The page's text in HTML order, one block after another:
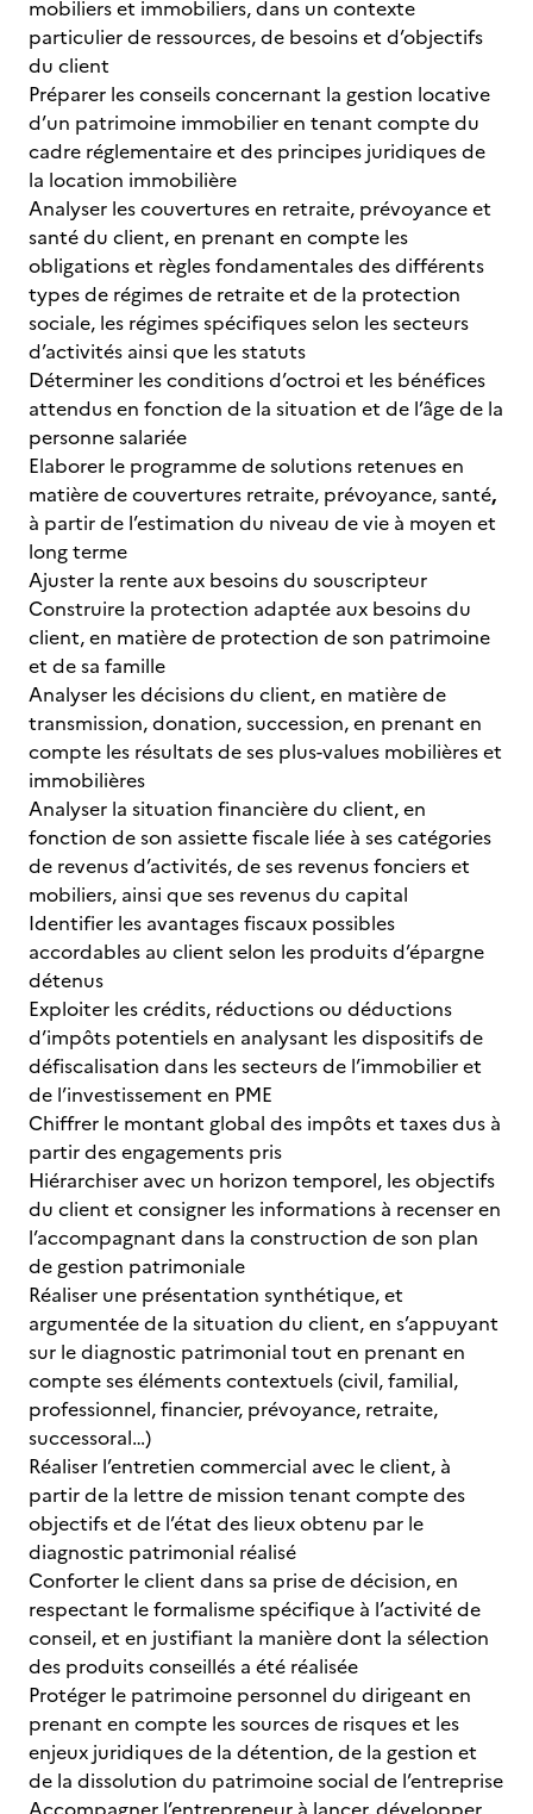
mobiliers et immobiliers, dans un contexte
particulier de ressources, de besoins et d’objectifs
du client
Préparer les conseils concernant la gestion locative
d’un patrimoine immobilier en tenant compte du
cadre réglementaire et des principes juridiques de
la location immobilière
Analyser les couvertures en retraite, prévoyance et
santé du client, en prenant en compte les
obligations et règles fondamentales des différents
types de régimes de retraite et de la protection
sociale, les régimes spécifiques selon les secteurs
d’activités ainsi que les statuts
Déterminer les conditions d’octroi et les bénéfices
attendus en fonction de la situation et de l’âge de la
personne salariée
Elaborer le programme de solutions retenues en
matière de couvertures retraite, prévoyance, santé,
à partir de l’estimation du niveau de vie à moyen et
long terme
Ajuster la rente aux besoins du souscripteur
Construire la protection adaptée aux besoins du
client, en matière de protection de son patrimoine
et de sa famille
Analyser les décisions du client, en matière de
transmission, donation, succession, en prenant en
compte les résultats de ses plus-values mobilières et
immobilières
Analyser la situation financière du client, en
fonction de son assiette fiscale liée à ses catégories
de revenus d’activités, de ses revenus fonciers et
mobiliers, ainsi que ses revenus du capital
Identifier les avantages fiscaux possibles
accordables au client selon les produits d’épargne
détenus
Exploiter les crédits, réductions ou déductions
d’impôts potentiels en analysant les dispositifs de
défiscalisation dans les secteurs de l’immobilier et
de l’investissement en PME
Chiffrer le montant global des impôts et taxes dus à
partir des engagements pris
Hiérarchiser avec un horizon temporel, les objectifs
du client et consigner les informations à recenser en
l’accompagnant dans la construction de son plan
de gestion patrimoniale
Réaliser une présentation synthétique, et
argumentée de la situation du client, en s’appuyant
sur le diagnostic patrimonial tout en prenant en
compte ses éléments contextuels (civil, familial,
professionnel, financier, prévoyance, retraite,
successoral…)
Réaliser l’entretien commercial avec le client, à
partir de la lettre de mission tenant compte des
objectifs et de l’état des lieux obtenu par le
diagnostic patrimonial réalisé
Conforter le client dans sa prise de décision, en
respectant le formalisme spécifique à l’activité de
conseil, et en justifiant la manière dont la sélection
des produits conseillés a été réalisée
Protéger le patrimoine personnel du dirigeant en
prenant en compte les sources de risques et les
enjeux juridiques de la détention, de la gestion et
de la dissolution du patrimoine social de l’entreprise